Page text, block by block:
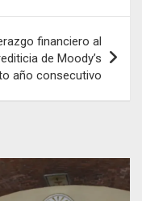
financiero al
de Moody’s
año consecutivo